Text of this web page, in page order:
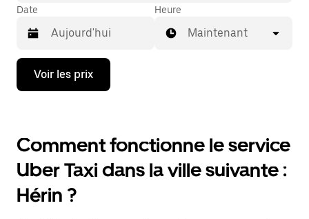
Date
Appuyez
la
bas
pour
ouvrir
le
calendrier
et
Heure
Maintenant
Voir les prix
Comment fonctionne le service
Uber Taxi dans la ville suivante :
Hérin ?